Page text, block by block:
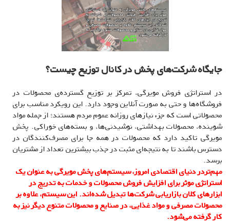
جایگاه شرکت‌های پخش در کانال توزیع چیست؟
در استراتژی فروش مویرگی، تمرکز بر توزیع گسترده‌ی محصولات در
فروشگاه‌ها و حتی به صورت آنلاین وجود دارد. این رویکرد مناسب برای
محصولاتی است که جزء نیازهای روزانه عموم مردم هستند؛ از جمله مواد
شوینده، محصولات بهداشتی، نوشیدنی‌ها، و بسته‌های خوراکی. پخش
مویرگی تاکید دارد که محصولات در همه جا برای مصرف‌کنندگان در
دسترس باشند تا به نتیجه‌ای مثبت در جذب بیشترین تعداد از مشتریان
برسد.
مهم‌تردر دنیای اقتصادی امروز، سیستم‌های پخش مویرگی به عنوان یک
استراتژی موثر برای افزایش فروش محصولات و خدمات به تدریج در
ابزارهای کلان بازاریابی شرکت‌ها تبدیل شده‌اند. این سیستم، علاوه بر
محصولات مصرفی و مواد غذایی، در صنایع و محصولات متنوع دیگر نیز به
کار گرفته می‌شود.